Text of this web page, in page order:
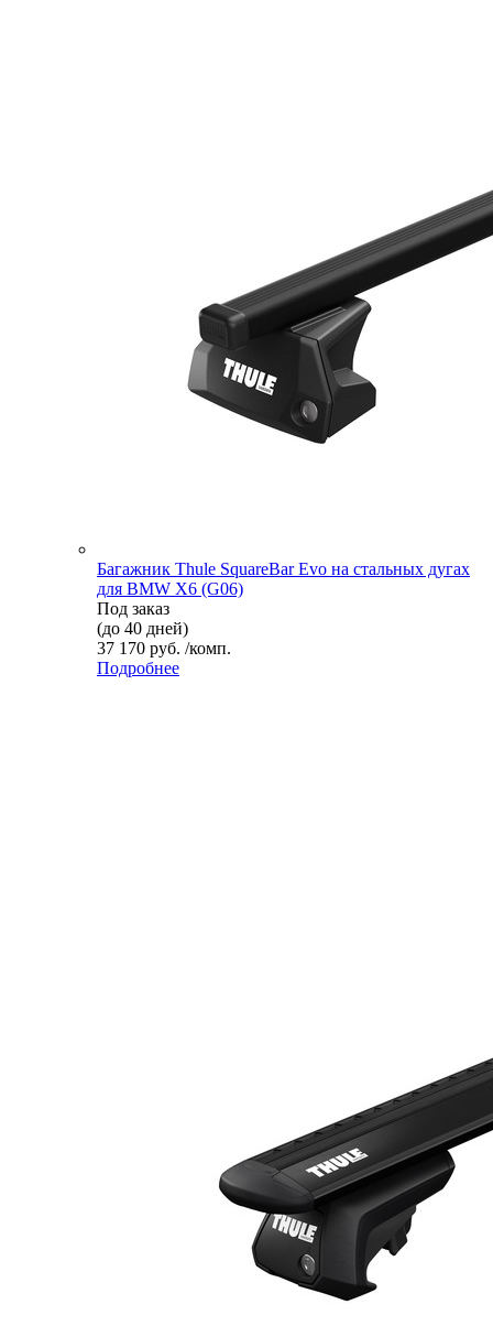
Багажник Thule SquareBar Evo на стальных дугах
для BMW X6 (G06)
Под заказ
(до 40 дней)
37 170 руб. /комп.
Подробнее